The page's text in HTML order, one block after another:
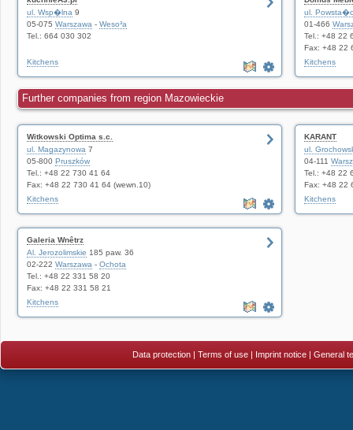
ul. Wsp�lna 9
05-075 Warszawa - Weso³a
Tel.: 664 030 302
Kitchens
ul.
01-466
Tel.: +48 22
Fax: +48 22
Kitchens
Further companies from region Mazowieckie
Witkowski Optima s.c.
ul. Magazynowa 7
05-800 Pruszków
Tel.: +48 22 730 41 64
Fax: +48 22 730 41 64 (wewn.10)
Kitchens
KARANT
ul.
04-111
Tel.: +48 22
Fax: +48 22
Kitchens
Galeria Wnêtrz
Al. Jerozolimskie 185 paw. 36
02-222 Warszawa - Ochota
Tel.: +48 22 331 58 20
Fax: +48 22 331 58 21
Kitchens
Data protection| Terms of use| Imprint notice| General